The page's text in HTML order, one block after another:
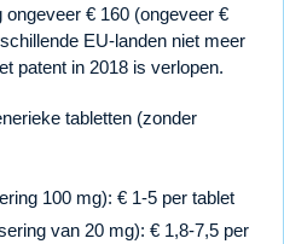
€ 160 (ongeveer €
EU-landen niet meer
patent in 2018 is verlopen.
tabletten (zonder
100 mg): € 1-5 per tablet
van 20 mg): € 1,8-7,5 per